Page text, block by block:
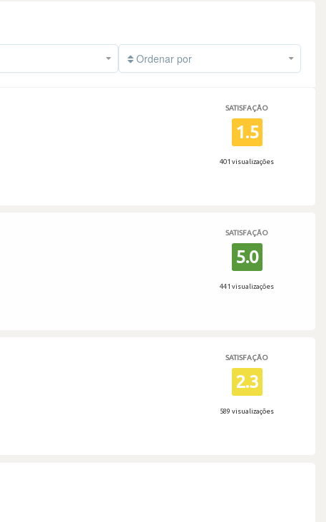
Ordenar por
SATISFAÇÃO
1.5
401 visualizações
SATISFAÇÃO
5.0
441 visualizações
SATISFAÇÃO
2.3
589 visualizações